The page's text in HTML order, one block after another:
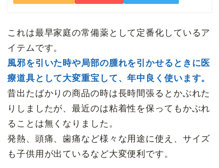
これは最早家庭の常備薬として定番化しているア
イテムです。
風邪を引いた時や局部の腫れを引かせるときに医
療道具として大変重宝して、年中良く使います。
昔出たばかりの商品の時は長時間張るとかぶれた
りしましたが、最近のは粘着性を保ってもかぶれ
ることは無くなりました。
発熱、頭痛、歯痛など様々な用途に使え、サイズ
も子供用が出ているなど大変便利です。